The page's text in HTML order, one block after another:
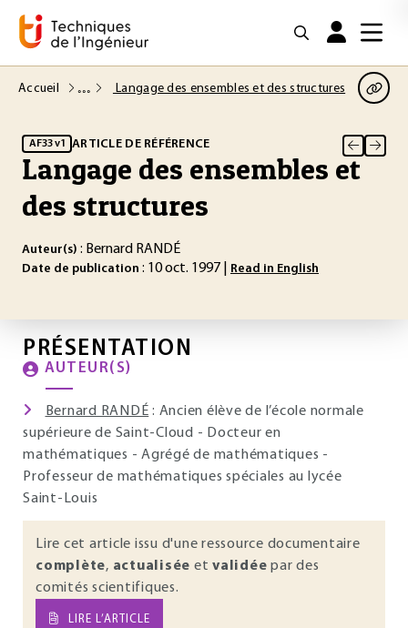
Accueil Langage des ensembles et des structures
AF33 v1 ARTICLE DE RÉFÉRENCE
Langage des ensembles et
des structures
Auteur(s) : Bernard RANDÉ
Date de publication : 10 oct. 1997 | Read in English
PRÉSENTATION
AUTEUR(S)
Bernard RANDÉ : Ancien élève de l’école normale
supérieure de Saint-Cloud - Docteur en
mathématiques - Agrégé de mathématiques -
Professeur de mathématiques spéciales au lycée
Saint-Louis
Lire cet article issu d'une ressource documentaire
complète, actualisée et validée par des
comités scientifiques.
LIRE L’ARTICLE